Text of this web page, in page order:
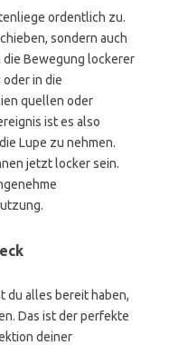
ordentlich zu.
sondern auch
die Bewegung lockerer
in die
quellen oder
ist es also
Lupe zu nehmen.
jetzt locker sein.
du alles bereit haben,
Das ist der perfekte
deiner